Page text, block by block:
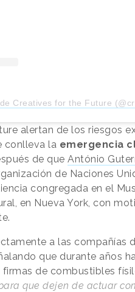
for the Future
alertan de los riesgos
conlleva la emergencia
de que António
de Naciones
congregada en el
en Nueva York, con
a las compañías
que durante años
de combustibles
que dejen de actuar